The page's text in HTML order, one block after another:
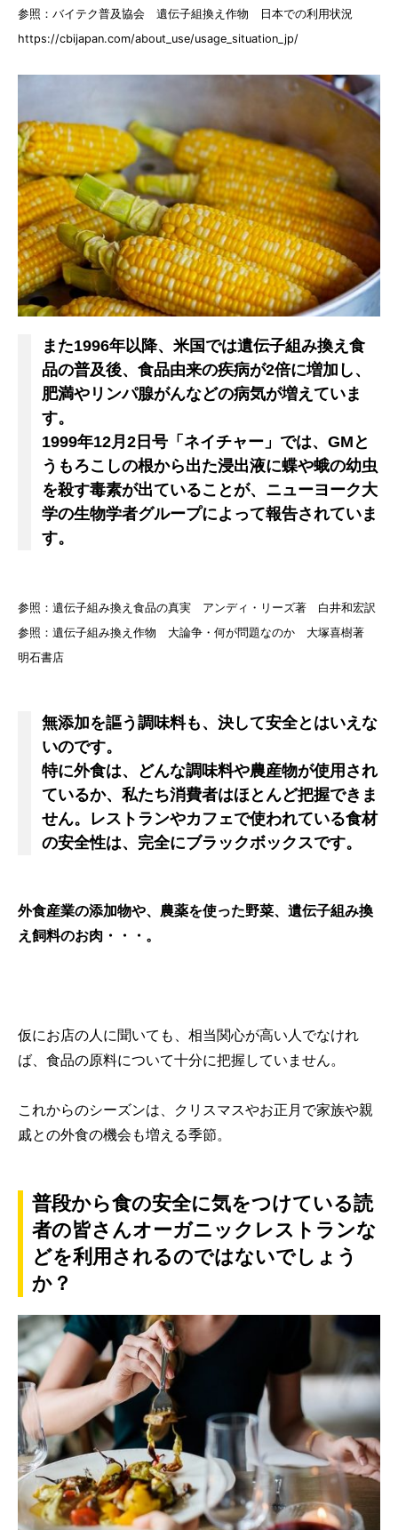
参照：バイテク普及協会 遺伝子組換え作物 日本での利用状況
https://cbijapan.com/about_use/usage_situation_jp/
また1996年以降、米国では遺伝子組み換え食
品の普及後、食品由来の疾病が2倍に増加し、
肥満やリンパ腺がんなどの病気が増えていま
す。
1999年12月2日号「ネイチャー」では、GMと
うもろこしの根から出た浸出液に蝶や蛾の幼虫
を殺す毒素が出ていることが、ニューヨーク大
学の生物学者グループによって報告されていま
す。
参照：遺伝子組み換え食品の真実 アンディ・リーズ著 白井和宏訳
参照：遺伝子組み換え作物 大論争・何が問題なのか 大塚喜樹著
明石書店
無添加を謳う調味料も、決して安全とはいえな
いのです。
特に外食は、どんな調味料や農産物が使用され
ているか、私たち消費者はほとんど把握できま
せん。レストランやカフェで使われている食材
の安全性は、完全にブラックボックスです。
外食産業の添加物や、農薬を使った野菜、遺伝子組み換
え飼料のお肉・・・。
仮にお店の人に聞いても、相当関心が高い人でなけれ
ば、食品の原料について十分に把握していません。
これからのシーズンは、クリスマスやお正月で家族や親
戚との外食の機会も増える季節。
普段から食の安全に気をつけている読
者の皆さんオーガニックレストランな
どを利用されるのではないでしょう
か？